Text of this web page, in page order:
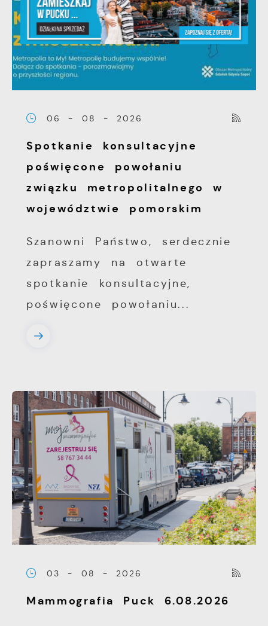
06 - 08 - 2026
Spotkanie konsultacyjne
poświęcone powołaniu
związku metropolitalnego w
województwie pomorskim
Szanowni Państwo, serdecznie
zapraszamy na otwarte
spotkanie konsultacyjne,
poświęcone powołaniu...
03 - 08 - 2026
Mammografia Puck 6.08.2026